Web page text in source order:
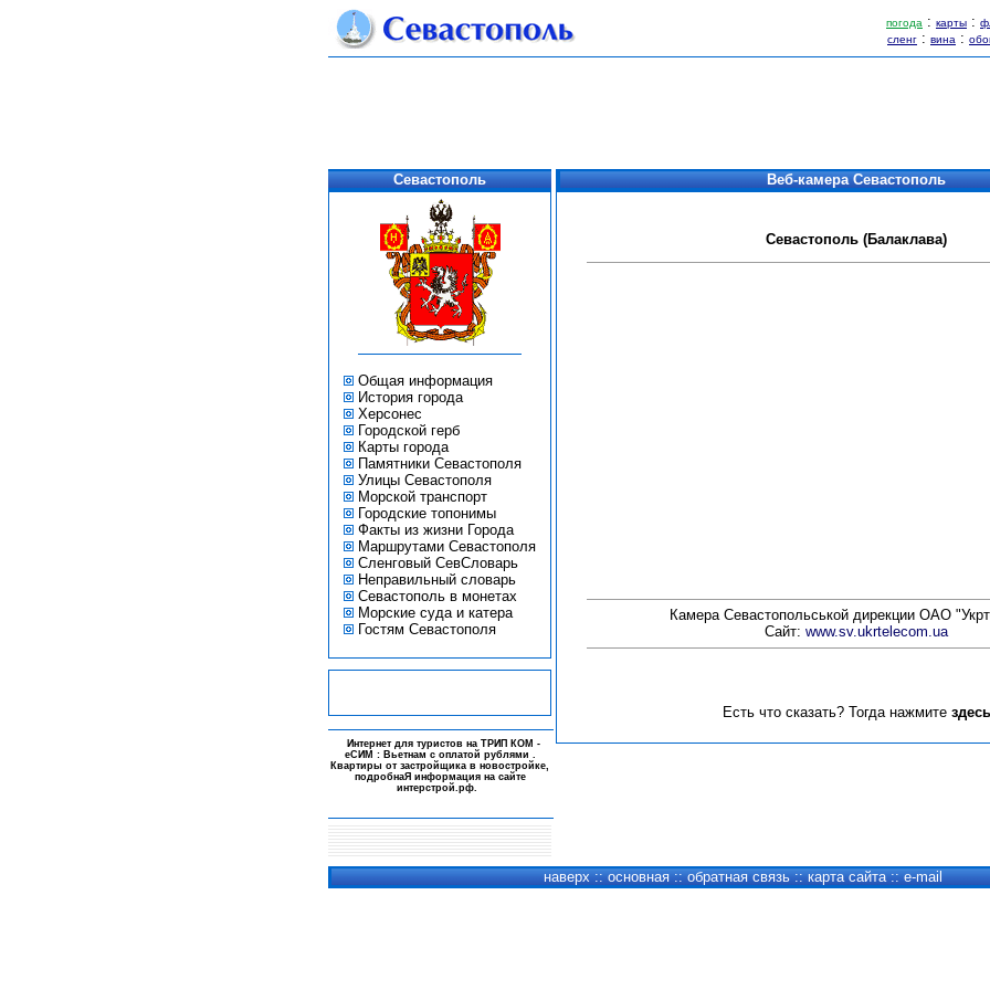
погода : карты :
сленг : вина :
Севастополь
Общая информация
История города
Херсонес
Городской герб
Карты города
Памятники Севастополя
Улицы Севастополя
Морской транспорт
Городские топонимы
Факты из жизни Города
Маршрутами Севастополя
Сленговый СевСловарь
Неправильный словарь
Севастополь в монетах
Морские суда и катера
Гостям Севастополя
Интернет для туристов на ТРИП КОМ -
еСИМ : Вьетнам с оплатой рублями .
Квартиры от застройщика в новостройке,
подробнаЯ информация на сайте
интерстрой.рф.
Веб-камера Севастополь
Севастополь (Балаклава)
Камера Севастопольськой дирекции ОАО
Сайт: www.sv.ukrtelecom.ua
Есть что сказать? Тогда нажмите здесь
наверх ::основная ::обратная связь :: карта сайта::e-mail